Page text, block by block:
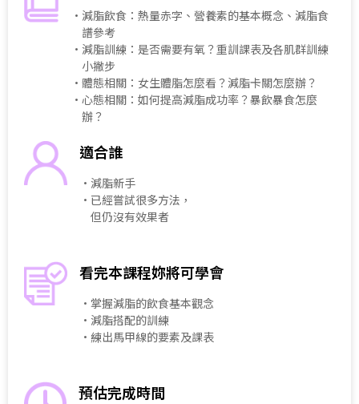
・減脂飲食：熱量赤字、營養素的基本概念、減脂食
譜參考
・減脂訓練：是否需要有氧？重訓課表及各肌群訓練
小撇步
・體態相關：女生體脂怎麼看？減脂卡關怎麼辦？
・心態相關：如何提高減脂成功率？暴飲暴食怎麼
辦？
適合誰
・減脂新手
・已經嘗試很多方法，
但仍沒有效果者
看完本課程妳將可學會
・掌握減脂的飲食基本觀念
・減脂搭配的訓練
・練出馬甲線的要素及課表
預估完成時間